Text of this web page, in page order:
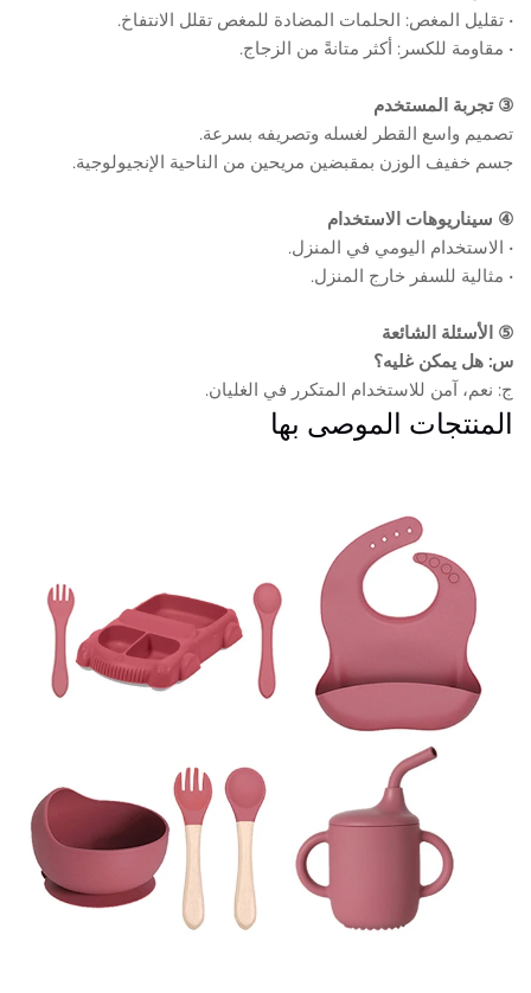
• تقليل المغص: الحلمات المضادة للمغص تقلل الانتفاخ.
• مقاومة للكسر: أكثر متانةً من الزجاج.
③ تجربة المستخدم
تصميم واسع القطر لغسله وتصريفه بسرعة.
جسم خفيف الوزن بمقبضين مريحين من الناحية الإنجيولوجية.
④ سيناريوهات الاستخدام
• الاستخدام اليومي في المنزل.
• مثالية للسفر خارج المنزل.
⑤ الأسئلة الشائعة
س: هل يمكن غليه؟
ج: نعم، آمن للاستخدام المتكرر في الغليان.
المنتجات الموصى بها